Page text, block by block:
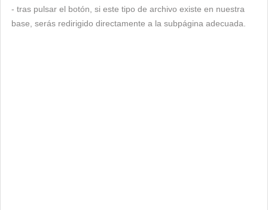
- tras pulsar el botón, si este tipo de archivo existe en nuestra
base, serás redirigido directamente a la subpágina adecuada.